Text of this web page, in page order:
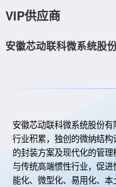
VIP供应商
安徽芯动联科微系统股
安徽芯动联科微系统股份
行业积累，独创的微纳结
的封装方案及现代化的管
与传统高端惯性行业，促
能化、微型化、易用化、